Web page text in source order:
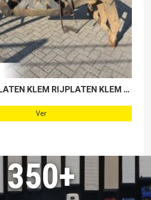
Bakker RIJPLATEN KLEM RIJPLATEN KLEM + ROTATOR
Ver
350+